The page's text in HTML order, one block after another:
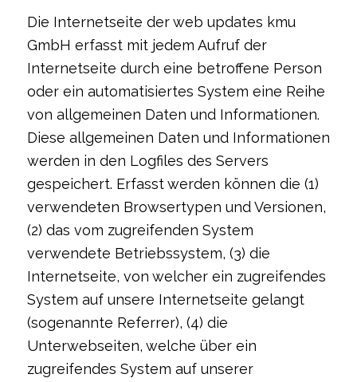
Die Internetseite der web updates kmu
GmbH erfasst mit jedem Aufruf der
Internetseite durch eine betroffene Person
oder ein automatisiertes System eine Reihe
von allgemeinen Daten und Informationen.
Diese allgemeinen Daten und Informationen
werden in den Logfiles des Servers
gespeichert. Erfasst werden können die (1)
verwendeten Browsertypen und Versionen,
(2) das vom zugreifenden System
verwendete Betriebssystem, (3) die
Internetseite, von welcher ein zugreifendes
System auf unsere Internetseite gelangt
(sogenannte Referrer), (4) die
Unterwebseiten, welche über ein
zugreifendes System auf unserer